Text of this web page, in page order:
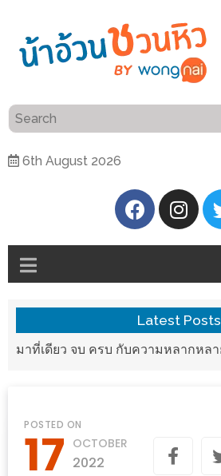
6th August 2026
แนะนำ
อ้วน
ความ
เป็น
ศิริ
ปัน
นาฯ
เชียงใหม่
เล่น
กัน
Latest Posts
POSTED ON
17 OCTOBER
2022